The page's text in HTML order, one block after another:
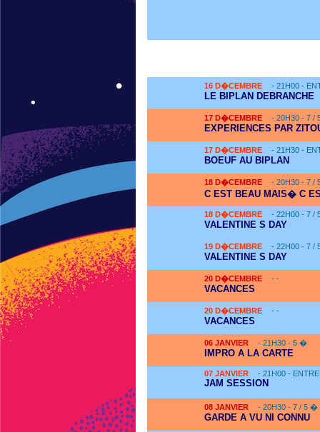
16 D�CEMBRE - 21H00 -
LE BIPLAN DEBRANCHE
17 D�CEMBRE - 20H30 - 7 /
EXPERIENCES PAR
17 D�CEMBRE - 21H30 -
BOEUF AU BIPLAN
18 D�CEMBRE - 20H30 - 7 /
C EST BEAU MAIS� C
18 D�CEMBRE - 22H00 - 7 /
VALENTINE S DAY
19 D�CEMBRE - 22H00 - 7 /
VALENTINE S DAY
20 D�CEMBRE - -
VACANCES
20 D�CEMBRE - -
VACANCES
06 JANVIER - 21H30 - 5 �
IMPRO A LA CARTE
07 JANVIER - 21H00 -
JAM SESSION
08 JANVIER - 20H30 - 7 / 5 �
GARDE A VU NI CONNU